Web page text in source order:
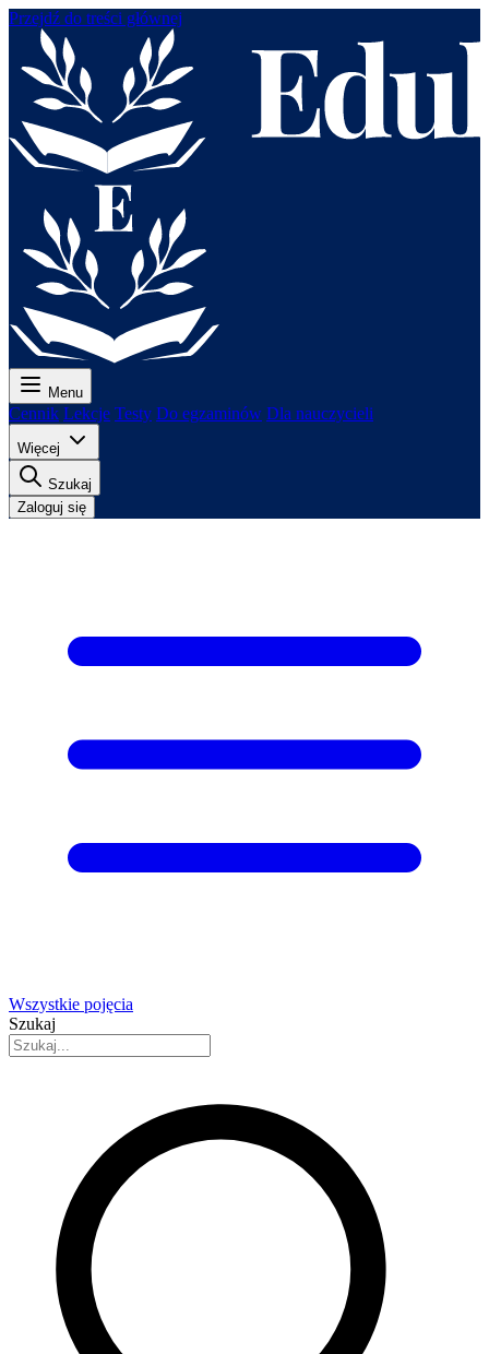
Przejdź do treści głównej
Menu
Cennik Lekcje Testy Do egzaminów Dla nauczycieli
Więcej
Szukaj
Zaloguj się
Wszystkie pojęcia
Szukaj